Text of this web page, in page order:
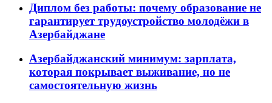
Диплом без работы: почему образование не
гарантирует трудоустройство молодёжи в
Азербайджане
Азербайджанский минимум: зарплата,
которая покрывает выживание, но не
самостоятельную жизнь